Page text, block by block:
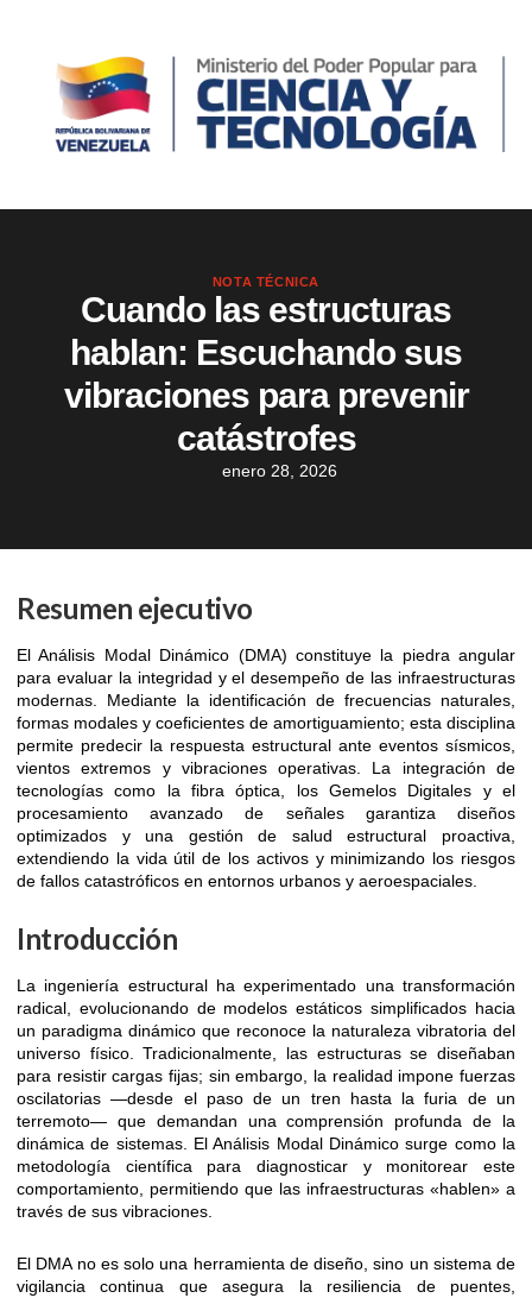
NOTA TÉCNICA
Cuando las estructuras
hablan: Escuchando sus
vibraciones para prevenir
catástrofes
enero 28, 2026
Resumen ejecutivo
El Análisis Modal Dinámico (DMA) constituye la piedra angular
para evaluar la integridad y el desempeño de las infraestructuras
modernas. Mediante la identificación de frecuencias naturales,
formas modales y coeficientes de amortiguamiento; esta disciplina
permite predecir la respuesta estructural ante eventos sísmicos,
vientos extremos y vibraciones operativas. La integración de
tecnologías como la fibra óptica, los Gemelos Digitales y el
procesamiento avanzado de señales garantiza diseños
optimizados y una gestión de salud estructural proactiva,
extendiendo la vida útil de los activos y minimizando los riesgos
de fallos catastróficos en entornos urbanos y aeroespaciales.
Introducción
La ingeniería estructural ha experimentado una transformación
radical, evolucionando de modelos estáticos simplificados hacia
un paradigma dinámico que reconoce la naturaleza vibratoria del
universo físico. Tradicionalmente, las estructuras se diseñaban
para resistir cargas fijas; sin embargo, la realidad impone fuerzas
oscilatorias —desde el paso de un tren hasta la furia de un
terremoto— que demandan una comprensión profunda de la
dinámica de sistemas. El Análisis Modal Dinámico surge como la
metodología científica para diagnosticar y monitorear este
comportamiento, permitiendo que las infraestructuras «hablen» a
través de sus vibraciones.
El DMA no es solo una herramienta de diseño, sino un sistema de
vigilancia continua que asegura la resiliencia de puentes,